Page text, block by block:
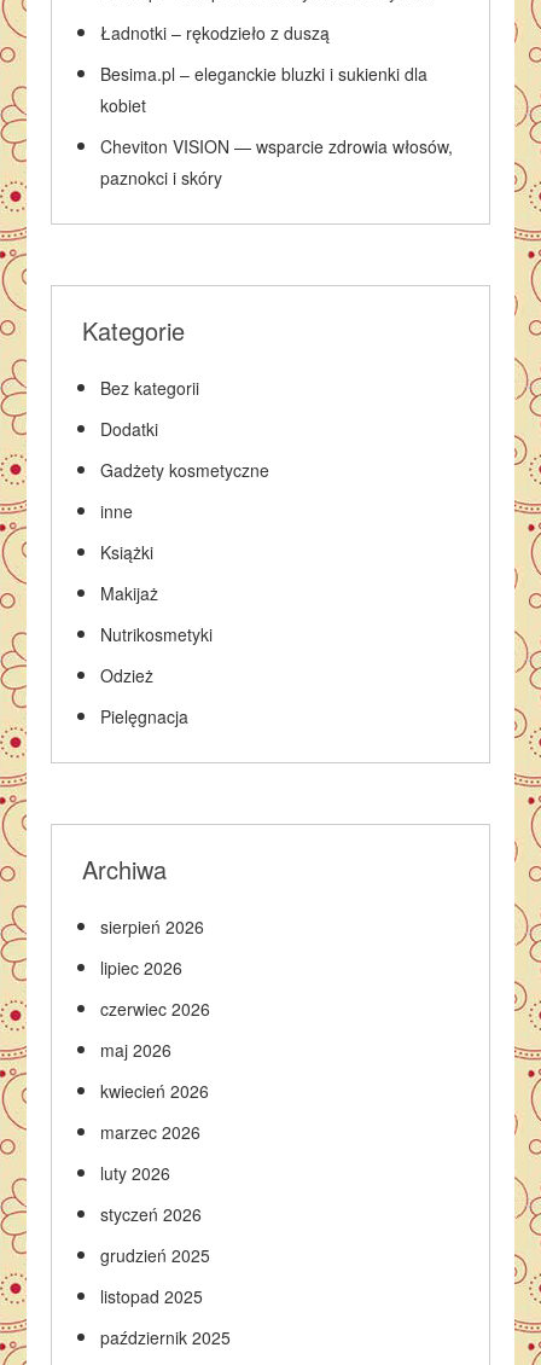
Ładnotki – rękodzieło z duszą
Besima.pl – eleganckie bluzki i sukienki dla
kobiet
Cheviton VISION — wsparcie zdrowia włosów,
paznokci i skóry
Kategorie
Bez kategorii
Dodatki
Gadżety kosmetyczne
inne
Książki
Makijaż
Nutrikosmetyki
Odzież
Pielęgnacja
Archiwa
sierpień 2026
lipiec 2026
czerwiec 2026
maj 2026
kwiecień 2026
marzec 2026
luty 2026
styczeń 2026
grudzień 2025
listopad 2025
październik 2025